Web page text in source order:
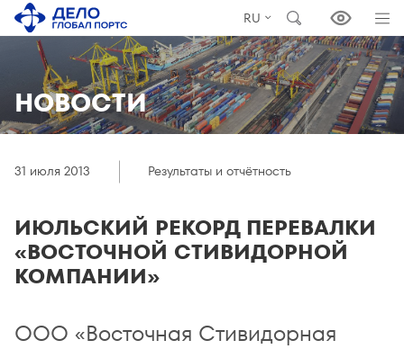
RU
НОВОСТИ
31 июля 2013 Результаты и отчётность
ИЮЛЬСКИЙ РЕКОРД ПЕРЕВАЛКИ
«ВОСТОЧНОЙ СТИВИДОРНОЙ
КОМПАНИИ»
ООО «Восточная Стивидорная